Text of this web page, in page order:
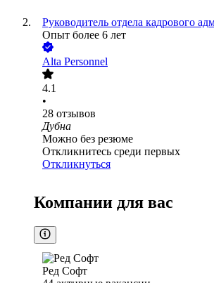
Руководитель отдела кадрового
Опыт более 6 лет
Alta Personnel
4.1
•
28 отзывов
Дубна
Можно без резюме
Откликнитесь среди первых
Откликнуться
Компании для вас
Ред Софт